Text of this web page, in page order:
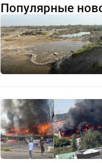
Популярные